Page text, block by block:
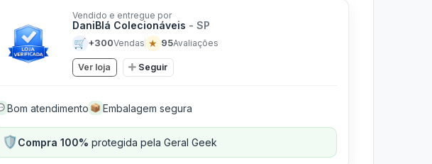
Vendido e entregue por
DaniBlá Colecionáveis - SP
🛒 +300Vendas ★ 95Avaliações
Ver loja Seguir
Bom atendimento 📦 Embalagem segura
🛡️Compra 100% protegida pela Geral Geek